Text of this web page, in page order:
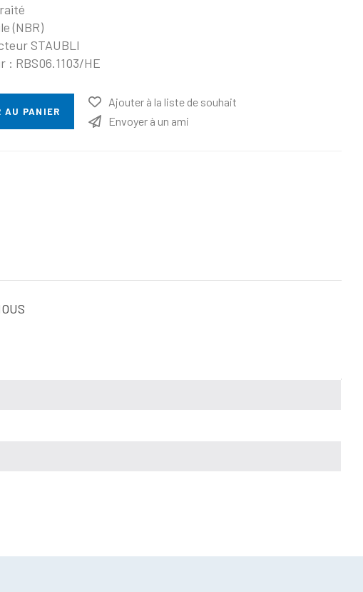
(NBR)
STAUBLI
RBS06.1103/HE
AU PANIER
Ajouter à la liste de souhait
Envoyer à un ami